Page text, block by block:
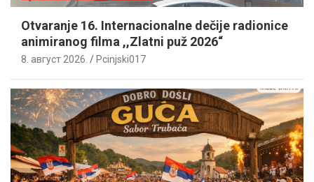
Otvaranje 16. Internacionalne dečije radionice
animiranog filma ,,Zlatni puž 2026“
8. август 2026. Pcinjski017